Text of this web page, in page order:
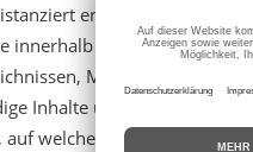
er sich hiermit
innerhalb des eigenen
Mailinglisten und
Inhalte und
welche verwiesen